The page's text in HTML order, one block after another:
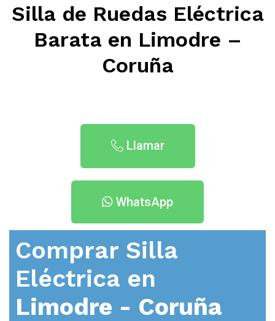
Silla de Ruedas Eléctrica
Barata en Limodre –
Coruña
Llamar
WhatsApp
Comprar Silla
Eléctrica en
Limodre - Coruña